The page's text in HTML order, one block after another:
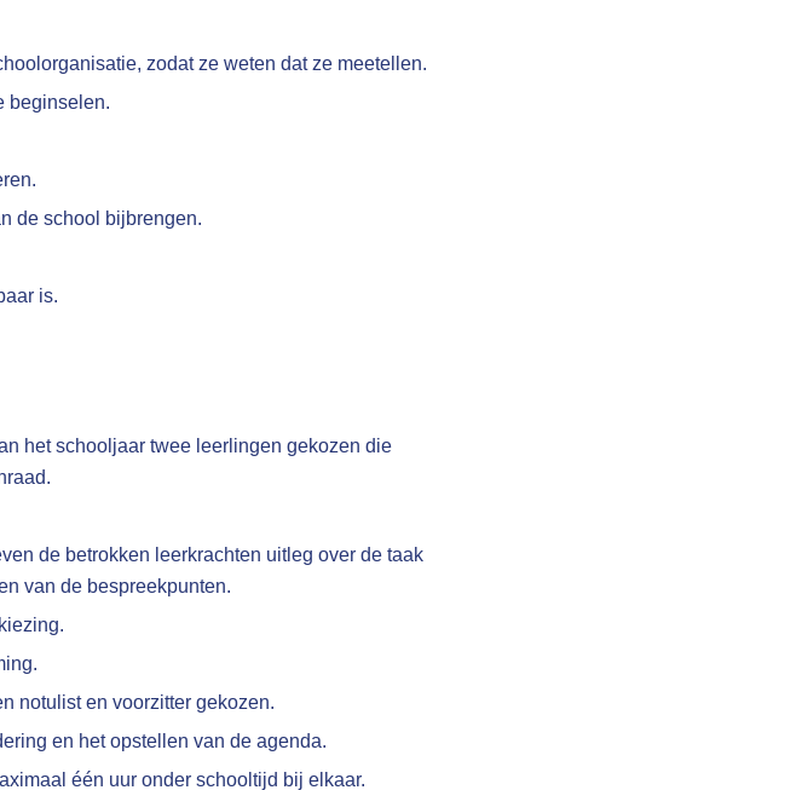
zodat ze weten dat ze meetellen.
beginselen.
de school bijbrengen.
is.
het schooljaar twee leerlingen gekozen die
de betrokken leerkrachten uitleg over de taak
van de bespreekpunten.
notulist en voorzitter gekozen.
en het opstellen van de agenda.
één uur onder schooltijd bij elkaar.